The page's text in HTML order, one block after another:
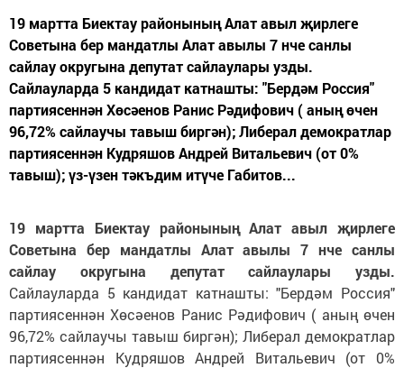
19 мартта Биектау районының Алат авыл җирлеге
Советына бер мандатлы Алат авылы 7 нче санлы
сайлау округына депутат сайлаулары узды.
Сайлауларда 5 кандидат катнашты: "Бердәм Россия"
партиясеннән Хөсәенов Ранис Рәдифович ( аның өчен
96,72% сайлаучы тавыш биргән); Либерал демократлар
партиясеннән Кудряшов Андрей Витальевич (от 0%
тавыш); үз-үзен тәкъдим итүче Габитов...
19 мартта Биектау районының Алат авыл җирлеге
Советына бер мандатлы Алат авылы 7 нче санлы
сайлау округына депутат сайлаулары узды.
Сайлауларда 5 кандидат катнашты: "Бердәм Россия"
партиясеннән Хөсәенов Ранис Рәдифович ( аның өчен
96,72% сайлаучы тавыш биргән); Либерал демократлар
партиясеннән Кудряшов Андрей Витальевич (от 0%